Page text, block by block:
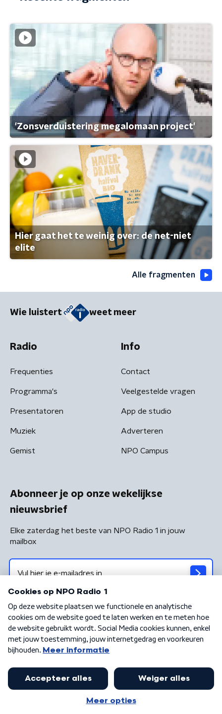
'Zonsverduistering megalomaan project'
Hier gaat het te weinig over: de net-niet
elite
Alle fragmenten
Wie luistert weet meer
Radio
Frequenties
Programma's
Presentatoren
Muziek
Gemist
Info
Contact
Veelgestelde vragen
App de studio
Adverteren
NPO Campus
Abonneer je op onze wekelijkse
nieuwsbrief
Elke zaterdag het beste van NPO Radio 1 in jouw
mailbox
Algemene voorwaarden Privacybeleid